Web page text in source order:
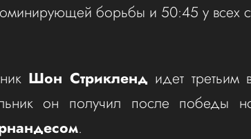
борьбы и 50:45 у всех
Шон Стрикленд идет третьим
он получил после победы
.